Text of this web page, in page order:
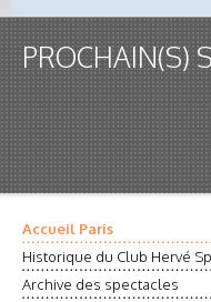
PROCHAIN(S)
Accueil Paris
Historique du Club Hervé
Archive des spectacles